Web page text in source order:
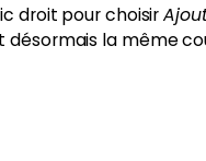
droit pour choisir
désormais la même